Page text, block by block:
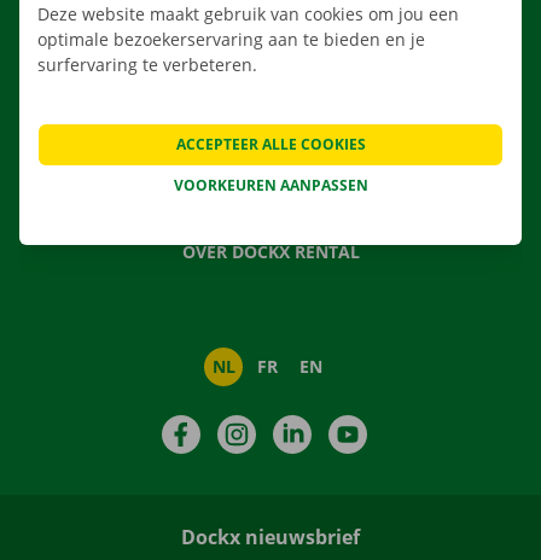
CONTACTEER ONS
NIEUWS
CADEAUBON
OVER DOCKX RENTAL
NL FR EN
FacebookInstagramLinkedIn
Dockx nieuwsbrief
Deze website maakt gebruik van cookies om jou een
optimale bezoekerservaring aan te bieden en je
surfervaring te verbeteren.
VOORKEUREN AANPASSEN
ACCEPTEER ALLE COOKIES